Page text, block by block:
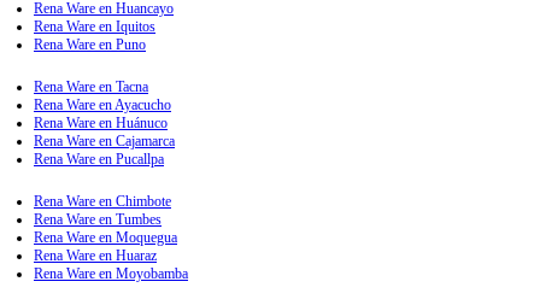
Rena Ware en Huancayo
Rena Ware en Iquitos
Rena Ware en Puno
Rena Ware en Tacna
Rena Ware en Ayacucho
Rena Ware en Huánuco
Rena Ware en Cajamarca
Rena Ware en Pucallpa
Rena Ware en Chimbote
Rena Ware en Tumbes
Rena Ware en Moquegua
Rena Ware en Huaraz
Rena Ware en Moyobamba